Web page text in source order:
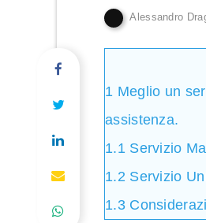
Alessandro
1 Meglio un
assistenza.
1.1 Servizio
1.2 Servizio
1.3